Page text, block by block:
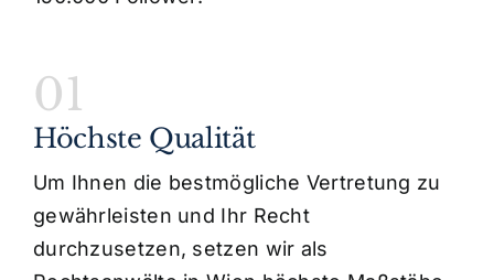
01
Höchste Qualität
Um Ihnen die bestmögliche Vertretung zu
gewährleisten und Ihr Recht
durchzusetzen, setzen wir als